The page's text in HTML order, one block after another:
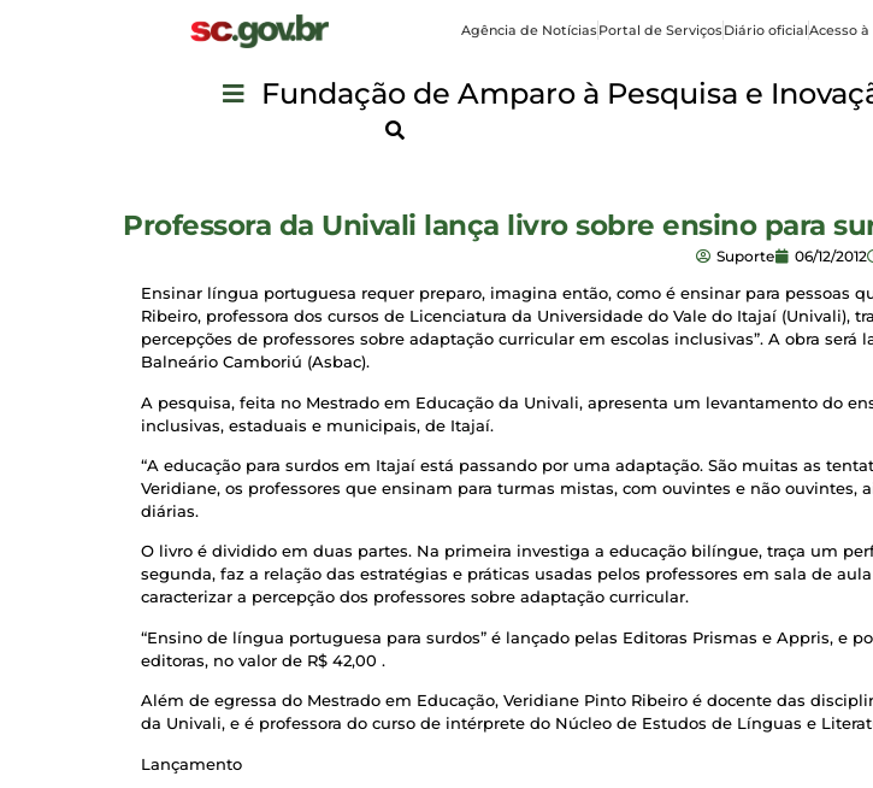
Agência de NotíciasPortal de ServiçosDiário oficialAcesso
Fundação de Amparo à Pesquisa e
Professora da Univali lança livro sobre ensino para
Suporte 06/12/2012
Ensinar língua portuguesa requer preparo, imagina então, como é ensinar para pessoas
Ribeiro, professora dos cursos de Licenciatura da Universidade do Vale do Itajaí (Univali),
percepções de professores sobre adaptação curricular em escolas inclusivas”. A obra será
Balneário Camboriú (Asbac).
A pesquisa, feita no Mestrado em Educação da Univali, apresenta um levantamento do
inclusivas, estaduais e municipais, de Itajaí.
“A educação para surdos em Itajaí está passando por uma adaptação. São muitas as
Veridiane, os professores que ensinam para turmas mistas, com ouvintes e não ouvintes,
diárias.
O livro é dividido em duas partes. Na primeira investiga a educação bilíngue, traça um
segunda, faz a relação das estratégias e práticas usadas pelos professores em sala de
caracterizar a percepção dos professores sobre adaptação curricular.
“Ensino de língua portuguesa para surdos” é lançado pelas Editoras Prismas e Appris, e
editoras, no valor de R$ 42,00 .
Além de egressa do Mestrado em Educação, Veridiane Pinto Ribeiro é docente das
da Univali, e é professora do curso de intérprete do Núcleo de Estudos de Línguas e
Lançamento